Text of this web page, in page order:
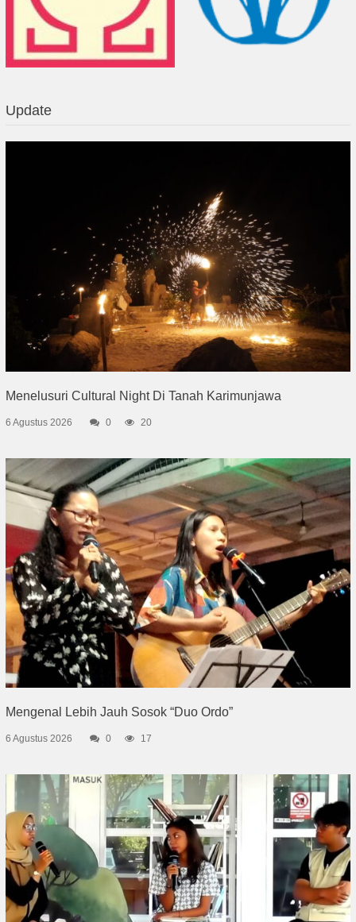
Update
Menelusuri Cultural Night Di Tanah Karimunjawa
6 Agustus 2026 0 20
Mengenal Lebih Jauh Sosok “Duo Ordo”
6 Agustus 2026 0 17